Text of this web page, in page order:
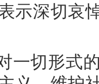
示深切哀
一切形式